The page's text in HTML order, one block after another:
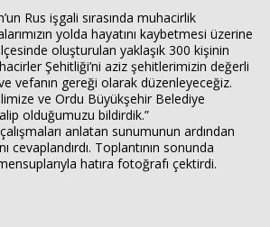
Rus işgali sırasında muhacirlik
yolda hayatını kaybetmesi üzerine
oluşturulan yaklaşık 300 kişinin
Şehitliği’ni aziz şehitlerimizin değerli
ve vefanın gereği olarak düzenleyeceğiz.
ve Ordu Büyükşehir Belediye
olduğumuzu bildirdik.”
anlatan sunumunun ardından
cevaplandırdı. Toplantının sonunda
hatıra fotoğrafı çektirdi.